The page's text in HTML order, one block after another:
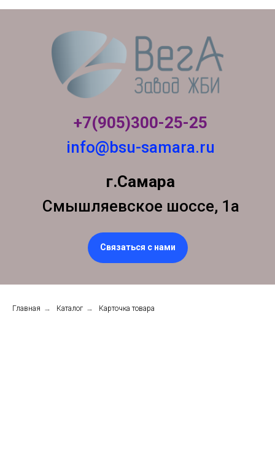
+7(905)300-25-25
info@bsu-samara.ru
г.Самара
Смышляевское шоссе, 1а
Связаться с нами
Главная → Каталог → Карточка товара